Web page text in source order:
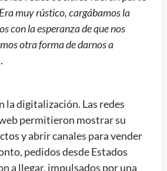
Era muy rústico, cargábamos la
con la esperanza de que nos
otra forma de darnos a
la digitalización. Las redes
permitieron mostrar su
y abrir canales para vender
pedidos desde Estados
a llegar, impulsados por una